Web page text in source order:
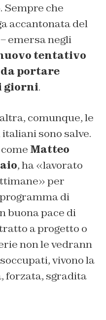
Sempre che
accantonata del
emersa negli
tentativo
portare
giorni.
comunque, le
sono salve.
Matteo
, ha «lavorato
per
di
buona pace di
a progetto o
non le vedrann
vivono la
forzata, sgradita